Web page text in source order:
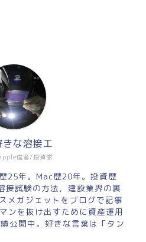
信者/投資家
きな溶接工
25年。Mac歴20年。投資歴
接試験の方法，建設業界の裏
メガジェットをブログで記事
ンを抜け出すために資産運用
公開中。好きな言葉は「タン